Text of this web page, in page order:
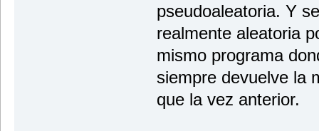
pseudoaleatoria. Y
realmente aleatoria
mismo programa
siempre devuelve la
que la vez anterior.